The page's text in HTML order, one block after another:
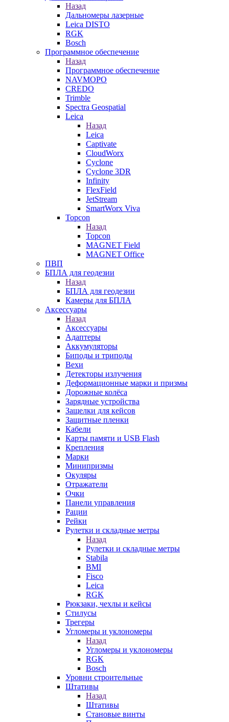
Назад
Дальномеры лазерные
Leica DISTO
RGK
Bosch
Программное обеспечение
Назад
Программное обеспечение
NAVMOPO
CREDO
Trimble
Spectra Geospatial
Leica
Назад
Leica
Captivate
CloudWorx
Cyclone
Cyclone 3DR
Infinity
FlexField
JetStream
SmartWorx Viva
Topcon
Назад
Topcon
MAGNET Field
MAGNET Office
ПВП
БПЛА для геодезии
Назад
БПЛА для геодезии
Камеры для БПЛА
Аксессуары
Назад
Аксессуары
Адаптеры
Аккумуляторы
Биподы и триподы
Вехи
Детекторы излучения
Деформационные марки и призмы
Дорожные колёса
Зарядные устройства
Защелки для кейсов
Защитные пленки
Кабели
Карты памяти и USB Flash
Крепления
Марки
Минипризмы
Окуляры
Отражатели
Очки
Панели управления
Рации
Рейки
Рулетки и складные метры
Назад
Рулетки и складные метры
Stabila
BMI
Fisco
Leica
RGK
Рюкзаки, чехлы и кейсы
Стилусы
Трегеры
Угломеры и уклономеры
Назад
Угломеры и уклономеры
RGK
Bosch
Уровни строительные
Штативы
Назад
Штативы
Становые винты